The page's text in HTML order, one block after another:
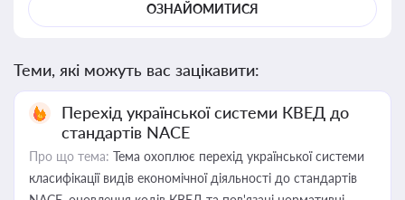
ОЗНАЙОМИТИСЯ
Теми, які можуть вас зацікавити:
Перехід української системи КВЕД до
стандартів NACE
Про що тема: Тема охоплює перехід української системи
класифікації видів економічної діяльності до стандартів